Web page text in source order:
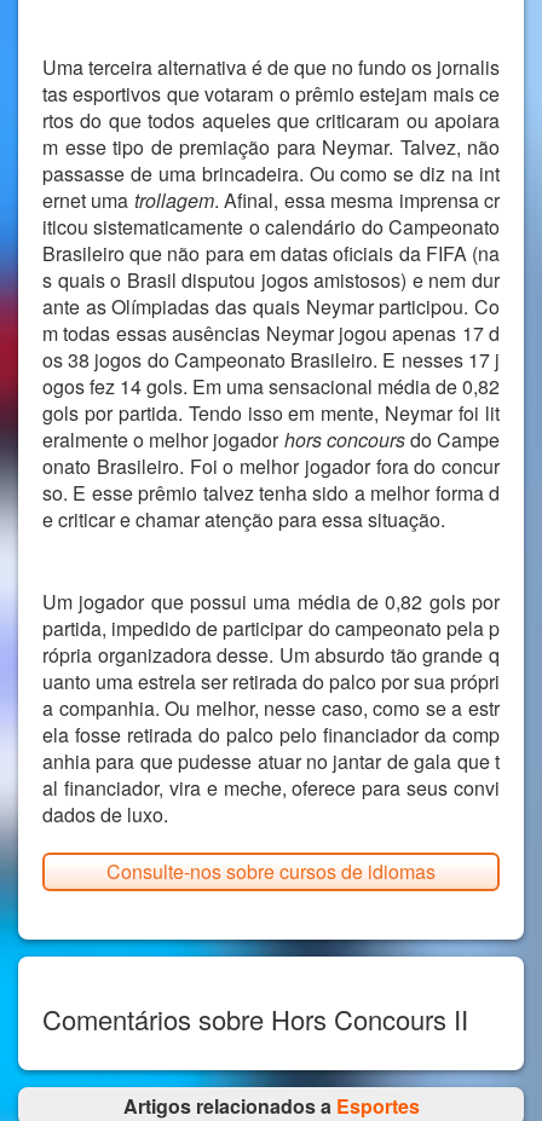
Uma terceira alternativa é de que no fundo os jornalis
tas esportivos que votaram o prêmio estejam mais ce
rtos do que todos aqueles que criticaram ou apoiara
m esse tipo de premiação para Neymar. Talvez, não
passasse de uma brincadeira. Ou como se diz na int
ernet uma trollagem. Afinal, essa mesma imprensa cr
iticou sistematicamente o calendário do Campeonato
Brasileiro que não para em datas oficiais da FIFA (na
s quais o Brasil disputou jogos amistosos) e nem dur
ante as Olímpiadas das quais Neymar participou. Co
m todas essas ausências Neymar jogou apenas 17 d
os 38 jogos do Campeonato Brasileiro. E nesses 17 j
ogos fez 14 gols. Em uma sensacional média de 0,82
gols por partida. Tendo isso em mente, Neymar foi lit
eralmente o melhor jogadorhors concoursdo Campe
onato Brasileiro. Foi o melhor jogador fora do concur
so. E esse prêmio talvez tenha sido a melhor forma d
e criticar e chamar atenção para essa situação.
Um jogador que possui uma média de 0,82 gols por
partida, impedido de participar do campeonato pela p
rópria organizadora desse. Um absurdo tão grande q
uanto uma estrela ser retirada do palco por sua própri
a companhia. Ou melhor, nesse caso, como se a estr
ela fosse retirada do palco pelo financiador da comp
anhia para que pudesse atuar no jantar de gala que t
al financiador, vira e meche, oferece para seus convi
dados de luxo.
Consulte-nos sobre cursos de idiomas
Comentários sobre Hors Concours II
Artigos relacionados a Esportes